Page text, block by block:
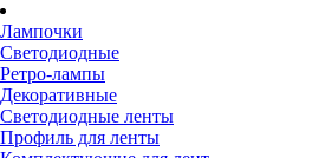
Лампочки
Светодиодные
Ретро-лампы
Декоративные
Светодиодные ленты
Профиль для ленты